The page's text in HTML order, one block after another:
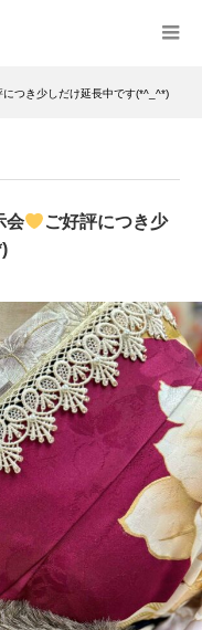
につき少しだけ延長中です(*^_^*)
会
ご好評につき少